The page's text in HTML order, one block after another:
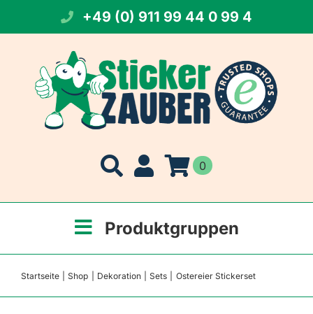
springen
+49 (0) 911 99 44 0 99 4
0
Produktgruppen
Startseite Shop Dekoration Sets Ostereier Stickerset